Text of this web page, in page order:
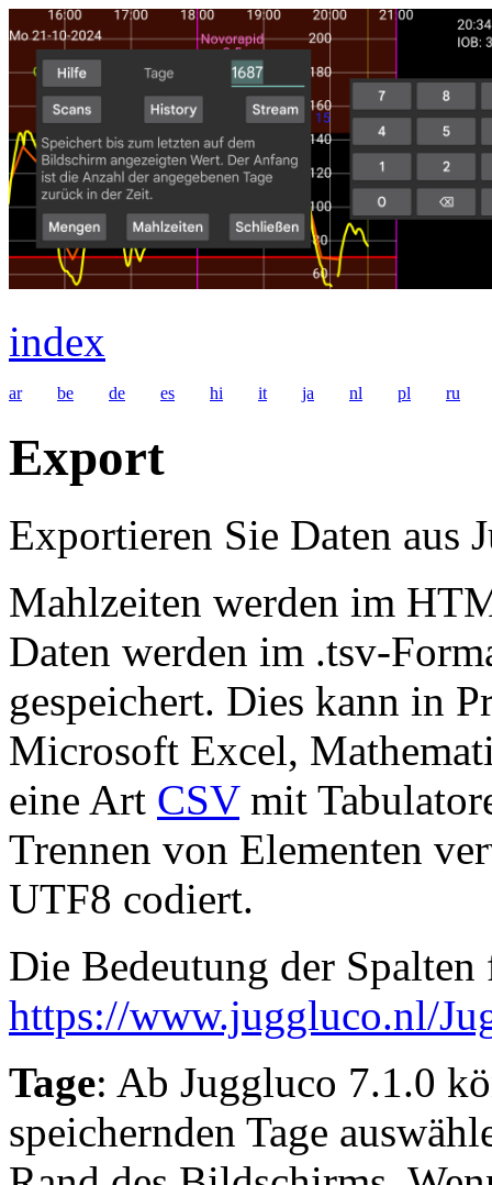
index
ar be de es hi it ja nl pl ru
Export
Exportieren Sie Daten aus
Mahlzeiten werden im
Daten werden im .tsv-
gespeichert. Dies kann in
Microsoft Excel,
eine Art CSVmit
Trennen von Elementen
UTF8 codiert.
Die Bedeutung der
https://www.juggluco.nl/
Tage: Ab Juggluco 7.1.0
speichernden Tage